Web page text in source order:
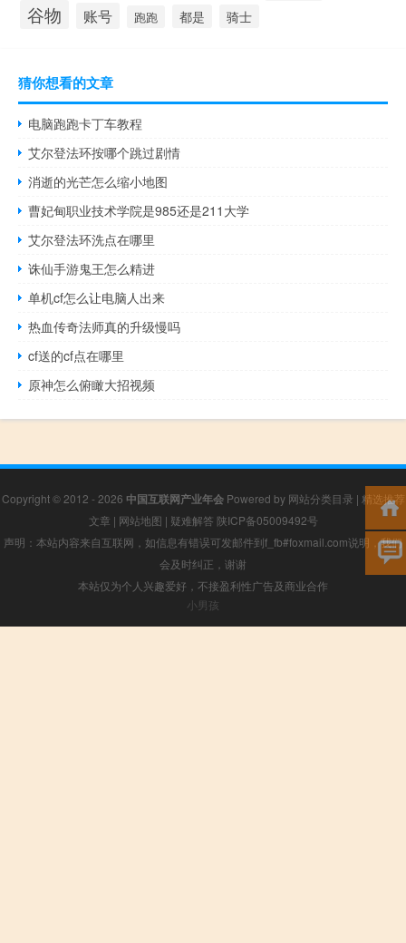
谷物 账号 跑跑 都是 骑士
猜你想看的文章
电脑跑跑卡丁车教程
艾尔登法环按哪个跳过剧情
消逝的光芒怎么缩小地图
曹妃甸职业技术学院是985还是211大学
艾尔登法环洗点在哪里
诛仙手游鬼王怎么精进
单机cf怎么让电脑人出来
热血传奇法师真的升级慢吗
cf送的cf点在哪里
原神怎么俯瞰大招视频
Copyright © 2012 - 2026 中国互联网产业年会Powered by 网站分类目录 | 精选推荐
文章 | 网站地图 | 疑难解答 陕ICP备05009492号
声明：本站内容来自互联网，如信息有错误可发邮件到f_fb#foxmail.com说明，我们
会及时纠正，谢谢
本站仅为个人兴趣爱好，不接盈利性广告及商业合作
小男孩